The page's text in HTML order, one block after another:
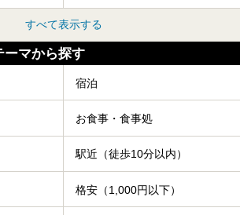
すべて表示する
ーマから探す
宿泊
お食事・食事処
駅近（徒歩10分以内）
格安（1,000円以下）